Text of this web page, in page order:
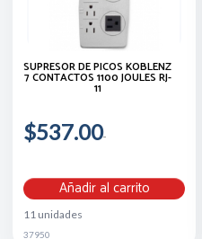
SUPRESOR DE PICOS KOBLENZ
7 CONTACTOS 1100 JOULES RJ-
11
$537.00
Añadir al carrito
11 unidades
37950